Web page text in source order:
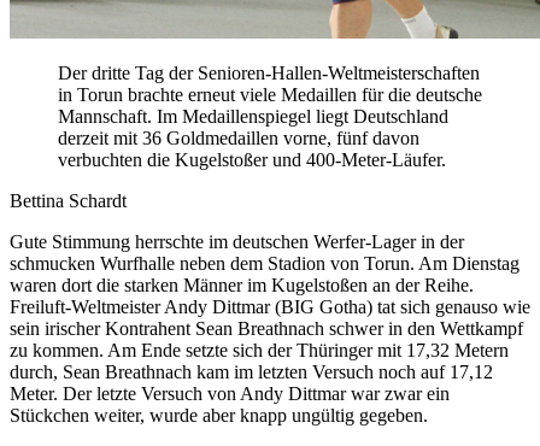
Der dritte Tag der Senioren-Hallen-Weltmeisterschaften
in Torun brachte erneut viele Medaillen für die deutsche
Mannschaft. Im Medaillenspiegel liegt Deutschland
derzeit mit 36 Goldmedaillen vorne, fünf davon
verbuchten die Kugelstoßer und 400-Meter-Läufer.
Bettina Schardt
Gute Stimmung herrschte im deutschen Werfer-Lager in der
schmucken Wurfhalle neben dem Stadion von Torun. Am Dienstag
waren dort die starken Männer im Kugelstoßen an der Reihe.
Freiluft-Weltmeister Andy Dittmar (BIG Gotha) tat sich genauso wie
sein irischer Kontrahent Sean Breathnach schwer in den Wettkampf
zu kommen. Am Ende setzte sich der Thüringer mit 17,32 Metern
durch, Sean Breathnach kam im letzten Versuch noch auf 17,12
Meter. Der letzte Versuch von Andy Dittmar war zwar ein
Stückchen weiter, wurde aber knapp ungültig gegeben.